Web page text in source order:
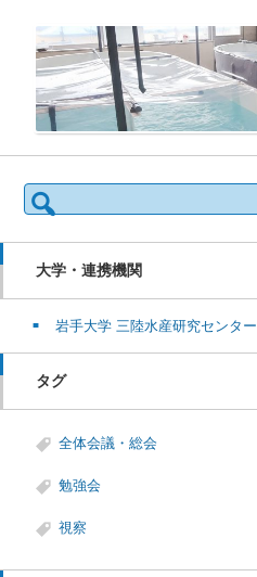
検
索:
大学・連携機関
岩手大学 三陸水産研究センター
タグ
全体会議・総会
勉強会
視察